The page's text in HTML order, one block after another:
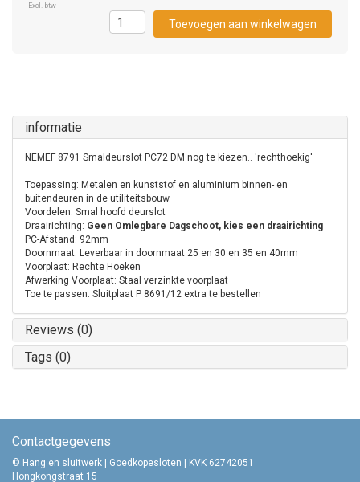
Excl. btw
Toevoegen aan winkelwagen
informatie
NEMEF 8791 Smaldeurslot PC72 DM nog te kiezen.. 'rechthoekig'
Toepassing: Metalen en kunststof en aluminium binnen- en
buitendeuren in de utiliteitsbouw.
Voordelen: Smal hoofd deurslot
Draairichting: Geen Omlegbare Dagschoot, kies een draairichting
PC-Afstand: 92mm
Doornmaat: Leverbaar in doornmaat 25 en 30 en 35 en 40mm
Voorplaat: Rechte Hoeken
Afwerking Voorplaat: Staal verzinkte voorplaat
Toe te passen: Sluitplaat P 8691/12 extra te bestellen
Reviews (0)
Tags (0)
Contactgegevens
© Hang en sluitwerk | Goedkopesloten | KVK 62742051
Hongkongstraat 15